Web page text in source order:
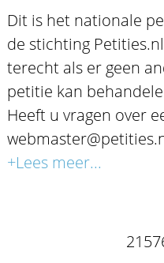
Dit is het nationale
de stichting
terecht als er geen
petitie kan
Heeft u vragen over
+Lees meer...